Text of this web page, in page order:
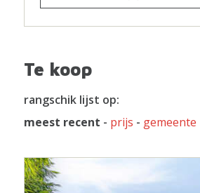
Te koop
rangschik lijst op:
meest recent - prijs - gemeente